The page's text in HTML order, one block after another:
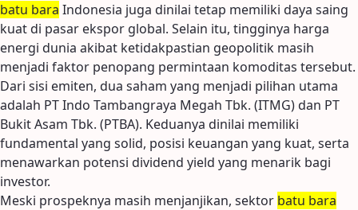
batu bara Indonesia juga dinilai tetap memiliki daya saing
kuat di pasar ekspor global. Selain itu, tingginya harga
energi dunia akibat ketidakpastian geopolitik masih
menjadi faktor penopang permintaan komoditas tersebut.
Dari sisi emiten, dua saham yang menjadi pilihan utama
adalah PT Indo Tambangraya Megah Tbk. (ITMG) dan PT
Bukit Asam Tbk. (PTBA). Keduanya dinilai memiliki
fundamental yang solid, posisi keuangan yang kuat, serta
menawarkan potensi dividend yield yang menarik bagi
investor.
Meski prospeknya masih menjanjikan, sektor batu bara